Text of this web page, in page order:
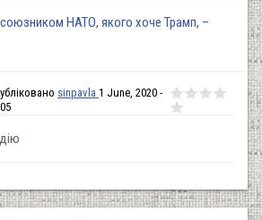
союзником НАТО, якого хоче Трамп, –
sinpavla 1 June, 2020 -